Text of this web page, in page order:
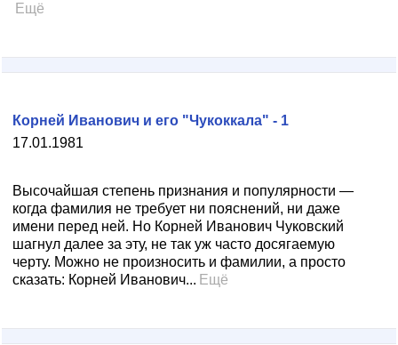
Ещё
17.01.1981
Корней Иванович и его "Чукоккала" - 1
Высочайшая степень признания и популярности —
когда фамилия не требует ни пояснений, ни даже
имени перед ней. Но Корней Иванович Чуковский
шагнул далее за эту, не так уж часто досягаемую
черту. Можно не произносить и фамилии, а просто
сказать: Корней Иванович... Ещё